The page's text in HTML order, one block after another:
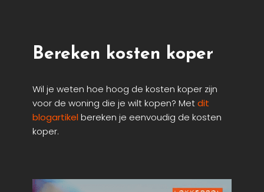
Bereken kosten koper
Wil je weten hoe hoog de kosten koper zijn
voor de woning die je wilt kopen? Metdit
blogartikel bereken je eenvoudig de kosten
koper.